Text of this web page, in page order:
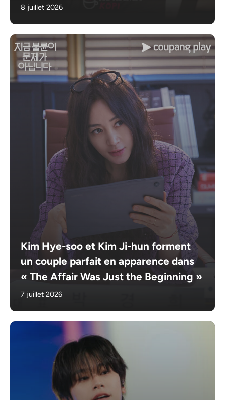
8 juillet 2026
Kim Hye-soo et Kim Ji-hun forment
un couple parfait en apparence dans
« The Affair Was Just the Beginning »
7 juillet 2026